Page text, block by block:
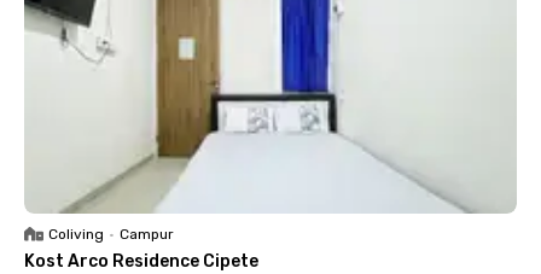
Coliving • Campur
Kost Arco Residence Cipete